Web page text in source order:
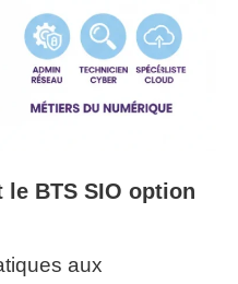
le BTS SIO option
aux